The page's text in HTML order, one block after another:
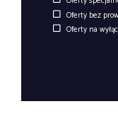
Oferty bez
Oferty na